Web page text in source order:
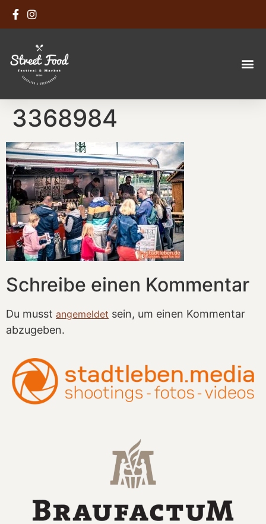
3368984
Schreibe einen Kommentar
Du musst angemeldet sein, um einen Kommentar
abzugeben.